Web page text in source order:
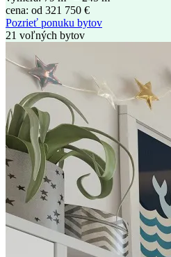
cena: od 321 750 €
Pozrieť ponuku bytov
21 voľných bytov